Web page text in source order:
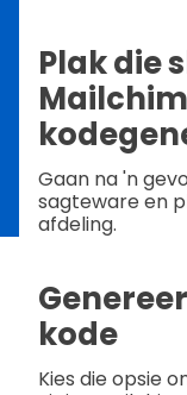
Plak die
Gaan na 'n
sagteware en
afdeling.
kode
Kies die opsie